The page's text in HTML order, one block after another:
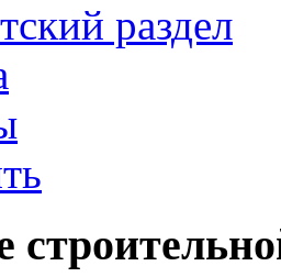
раздел